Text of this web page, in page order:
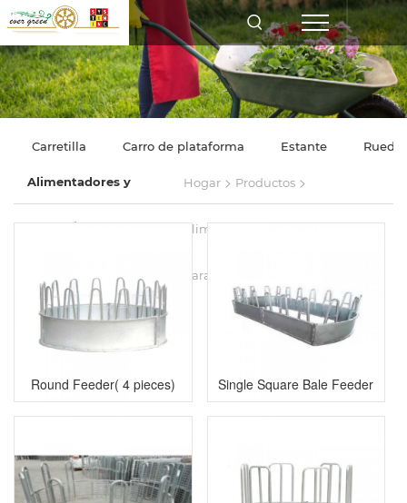
Carretilla Carro de plataforma Estante Rueda
Alimentadores y
herramientas para
Hogar> Productos>
Alimentadores y herramientas
para agricultores
Round Feeder( 4 pieces) Single Square Bale Feeder